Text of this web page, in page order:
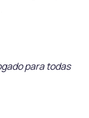
para todas